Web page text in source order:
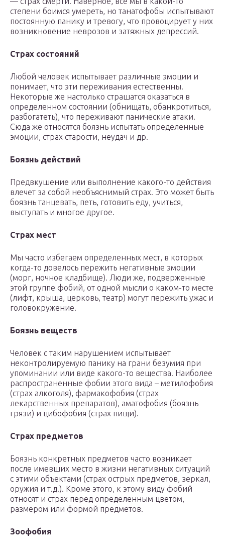
степени боимся умереть, но танатофобы испытывают
постоянную панику и тревогу, что провоцирует у них
возникновение неврозов и затяжных депрессий.
Страх состояний
Любой человек испытывает различные эмоции и
понимает, что эти переживания естественны.
Некоторые же настолько страшатся оказаться в
определенном состоянии (обнищать, обанкротиться,
разбогатеть), что переживают панические атаки.
Сюда же относятся боязнь испытать определенные
эмоции, страх старости, неудач и др.
Боязнь действий
Предвкушение или выполнение какого-то действия
влечет за собой необъяснимый страх. Это может быть
боязнь танцевать, петь, готовить еду, учиться,
выступать и многое другое.
Страх мест
Мы часто избегаем определенных мест, в которых
когда-то довелось пережить негативные эмоции
(морг, ночное кладбище). Люди же, подверженные
этой группе фобий, от одной мысли о каком-то месте
(лифт, крыша, церковь, театр) могут пережить ужас и
головокружение.
Боязнь веществ
Человек с таким нарушением испытывает
неконтролируемую панику на грани безумия при
упоминании или виде какого-то вещества. Наиболее
распространенные фобии этого вида – метилофобия
(страх алкоголя), фармакофобия (страх
лекарственных препаратов), аматофобия (боязнь
грязи) и цибофобия (страх пищи).
Страх предметов
Боязнь конкретных предметов часто возникает
после имевших место в жизни негативных ситуаций
с этими объектами (страх острых предметов, зеркал,
оружия и т.д.). Кроме этого, к этому виду фобий
относят и страх перед определенным цветом,
размером или формой предметов.
Зоофобия